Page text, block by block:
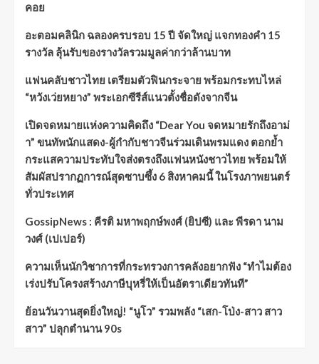
คอย
อะตอมคลินิก ฉลองครบรอบ 15 ปี จัดใหญ่ แจกทองคำ 15
รางวัล ลุ้นรับของรางวัลรวมมูลค่ากว่าล้านบาท
แฟนคลับชาวไทย เตรียมตัวฟินกระจาย พร้อมกระทบไหล่
“หวังเว่ยหยาง” พระเอกซีรีส์แนวตั้งชื่อดังจากจีน
เปิดจดหมายแห่งความคิดถึง “Dear You จดหมายรักถึงอาม่
า” ขนทัพนักแสดง-ผู้กำกับชาวจีนร่วมเดินพรมแดง ตอกย้ำ
กระแสความประทับใจส่งตรงถึงแฟนหนังชาวไทย พร้อมให้
สัมผัสปรากฏการณ์สุดซาบซึ้ง 6 สิงหาคมนี้ ในโรงภาพยนตร์
ทั่วประเทศ
GossipNews : คีรติ มหาพฤกษ์พงศ์ (ยิปซี) และ พีรดา นาม
วงศ์ (เปเปอร์)
ความเห็นนักวิชาการที่กระทรวงการคลังอยากฟัง “ทำไมต้อง
เร่งปรับโครงสร้างภาษีบุหรี่ให้เป็นอัตราเดียวทันที”
ย้อนวันวานสุดยิ่งใหญ่! “นูโว” รวมพลัง “เสก-โป่ง-สาว สาว
สาว” ปลุกตำนาน 90s